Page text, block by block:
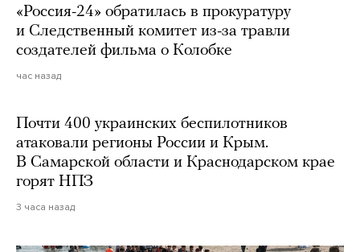
«Россия-24» обратилась в прокуратуру
и Следственный комитет из-за травли
создателей фильма о Колобке
час назад
Почти 400 украинских беспилотников
атаковали регионы России и Крым.
В Самарской области и Краснодарском крае
горят НПЗ
3 часа назад